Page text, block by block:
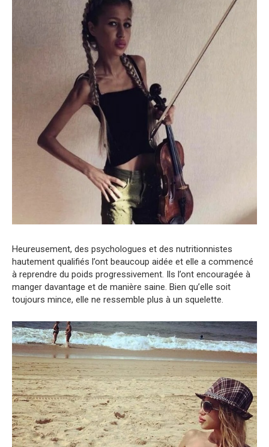
Heureusement, des psychologues et des nutritionnistes
hautement qualifiés l’ont beaucoup aidée et elle a commencé
à reprendre du poids progressivement. Ils l’ont encouragée à
manger davantage et de manière saine. Bien qu’elle soit
toujours mince, elle ne ressemble plus à un squelette.